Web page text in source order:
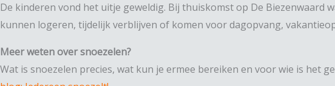
De kinderen vond het uitje geweldig. Bij thuiskomst op De Biezenwaard
kunnen logeren, tijdelijk verblijven of komen voor dagopvang,
Meer weten over snoezelen?
Wat is snoezelen precies, wat kun je ermee bereiken en voor wie is het